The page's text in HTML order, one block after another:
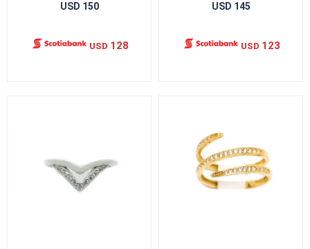
USD 150
USD 128
USD 145
USD 123